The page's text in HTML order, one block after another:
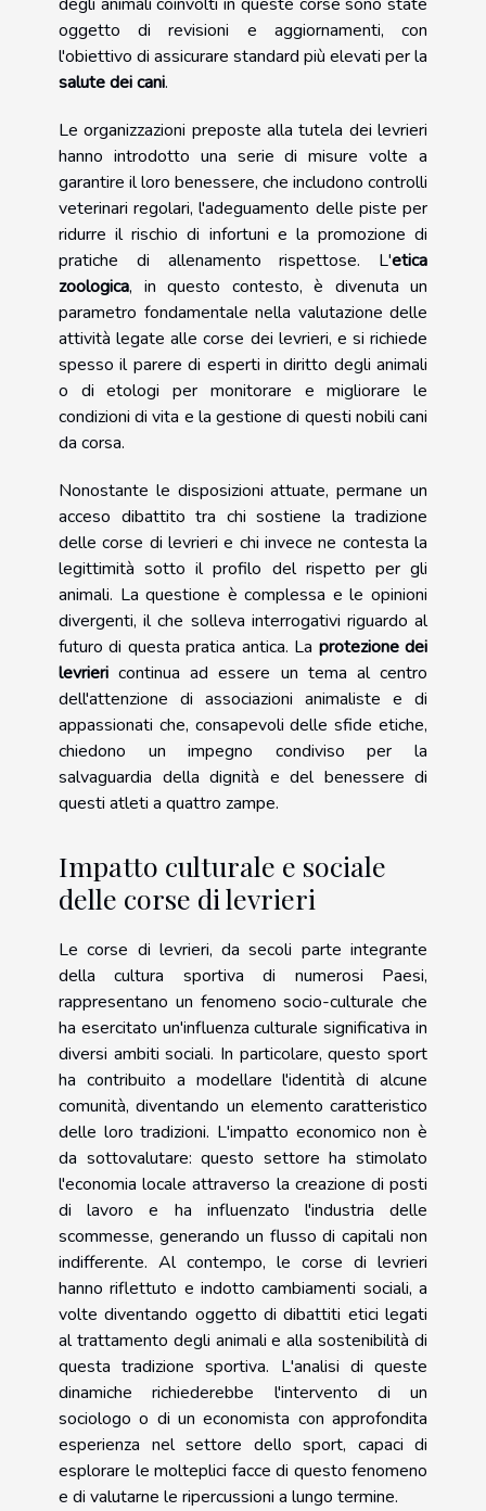
oggetto di revisioni e aggiornamenti, con
l'obiettivo di assicurare standard più elevati per la
salute dei cani.
Le organizzazioni preposte alla tutela dei levrieri
hanno introdotto una serie di misure volte a
garantire il loro benessere, che includono controlli
veterinari regolari, l'adeguamento delle piste per
ridurre il rischio di infortuni e la promozione di
pratiche di allenamento rispettose. L'etica
zoologica, in questo contesto, è divenuta un
parametro fondamentale nella valutazione delle
attività legate alle corse dei levrieri, e si richiede
spesso il parere di esperti in diritto degli animali
o di etologi per monitorare e migliorare le
condizioni di vita e la gestione di questi nobili cani
da corsa.
Nonostante le disposizioni attuate, permane un
acceso dibattito tra chi sostiene la tradizione
delle corse di levrieri e chi invece ne contesta la
legittimità sotto il profilo del rispetto per gli
animali. La questione è complessa e le opinioni
divergenti, il che solleva interrogativi riguardo al
futuro di questa pratica antica. La protezione dei
levrieri continua ad essere un tema al centro
dell'attenzione di associazioni animaliste e di
appassionati che, consapevoli delle sfide etiche,
chiedono un impegno condiviso per la
salvaguardia della dignità e del benessere di
questi atleti a quattro zampe.
Impatto culturale e sociale
delle corse di levrieri
Le corse di levrieri, da secoli parte integrante
della cultura sportiva di numerosi Paesi,
rappresentano un fenomeno socio-culturale che
ha esercitato un'influenza culturale significativa in
diversi ambiti sociali. In particolare, questo sport
ha contribuito a modellare l'identità di alcune
comunità, diventando un elemento caratteristico
delle loro tradizioni. L'impatto economico non è
da sottovalutare: questo settore ha stimolato
l'economia locale attraverso la creazione di posti
di lavoro e ha influenzato l'industria delle
scommesse, generando un flusso di capitali non
indifferente. Al contempo, le corse di levrieri
hanno riflettuto e indotto cambiamenti sociali, a
volte diventando oggetto di dibattiti etici legati
al trattamento degli animali e alla sostenibilità di
questa tradizione sportiva. L'analisi di queste
dinamiche richiederebbe l'intervento di un
sociologo o di un economista con approfondita
esperienza nel settore dello sport, capaci di
esplorare le molteplici facce di questo fenomeno
e di valutarne le ripercussioni a lungo termine.